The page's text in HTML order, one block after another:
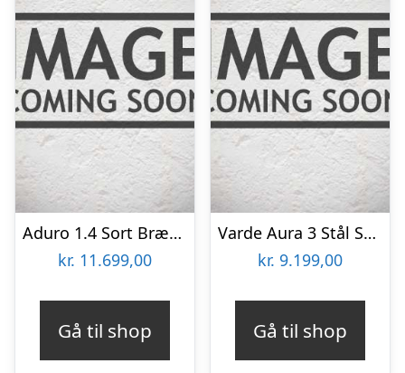
Aduro 1.4 Sort Brændeovn
kr. 11.699,00
Gå til shop
Varde Aura 3 Stål Sort Brændeovn
kr. 9.199,00
Gå til shop